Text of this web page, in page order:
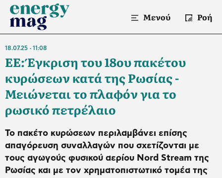
Μενού Ροή
18.07.25 11:08
ΕΕ: Έγκριση του 18ου πακέτου
κυρώσεων κατά της Ρωσίας -
Μειώνεται το πλαφόν για το
ρωσικό πετρέλαιο
Το πακέτο κυρώσεων περιλαμβάνει επίσης
απαγόρευση συναλλαγών που σχετίζονται με
τους αγωγούς φυσικού αερίου Nord Stream της
Ρωσίας και με τον χρηματοπιστωτικό τομέα της